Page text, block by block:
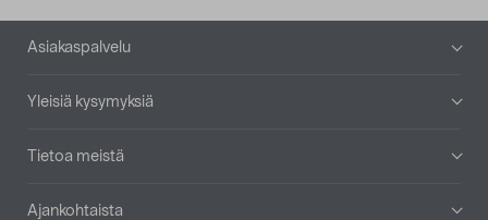
Alatunniste
Asiakaspalvelu
Yleisiä kysymyksiä
Tietoa meistä
Ajankohtaista